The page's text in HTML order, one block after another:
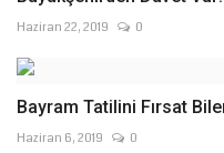
Haziran 22, 2019 0
Bayram Tatilini Fırsat
Haziran 6, 2019 0